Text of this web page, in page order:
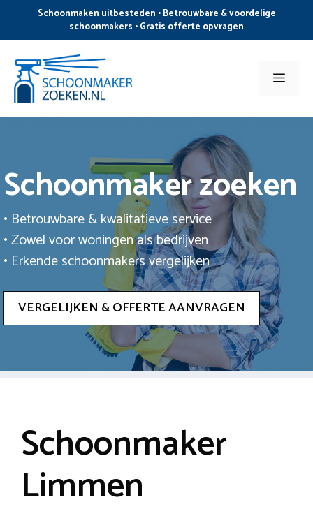
de
inhoud
Schoonmaken uitbesteden • Betrouwbare & voordelige
schoonmakers • Gratis offerte opvragen
Menu
Schoonmaker zoeken
• Betrouwbare & kwalitatieve service
• Zowel voor woningen als bedrijven
• Erkende schoonmakers vergelijken
VERGELIJKEN & OFFERTE AANVRAGEN
Schoonmaker
Limmen